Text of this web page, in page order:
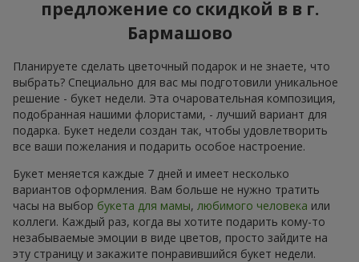
предложение со скидкой в в г.
Бармашово
Планируете сделать цветочный подарок и не знаете, что
выбрать? Специально для вас мы подготовили уникальное
решение - букет недели. Эта очаровательная композиция,
подобранная нашими флористами, - лучший вариант для
подарка. Букет недели создан так, чтобы удовлетворить
все ваши пожелания и подарить особое настроение.
Букет меняется каждые 7 дней и имеет несколько
вариантов оформления. Вам больше не нужно тратить
часы на выбор букета для мамы, любимого человека или
коллеги. Каждый раз, когда вы хотите подарить кому-то
незабываемые эмоции в виде цветов, просто зайдите на
эту страницу и закажите понравившийся букет недели.